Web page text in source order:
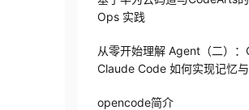
Ops 实践
从零开始理解 Agent（二）
Claude Code 如何实现记忆
opencode简介